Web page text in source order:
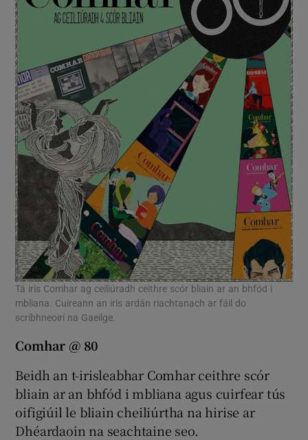
Tá iris Comhar ag ceiliúradh ceithre scór bliain ar an bhfód i
mbliana. Cuireann an iris ardán riachtanach ar fáil do
scríbhneoirí na Gaeilge.
Comhar @ 80
Beidh an t-irisleabhar Comhar ceithre scór
bliain ar an bhfód i mbliana agus cuirfear tús
oifigiúil le bliain cheiliúrtha na hirise ar
Dhéardaoin na seachtaine seo.